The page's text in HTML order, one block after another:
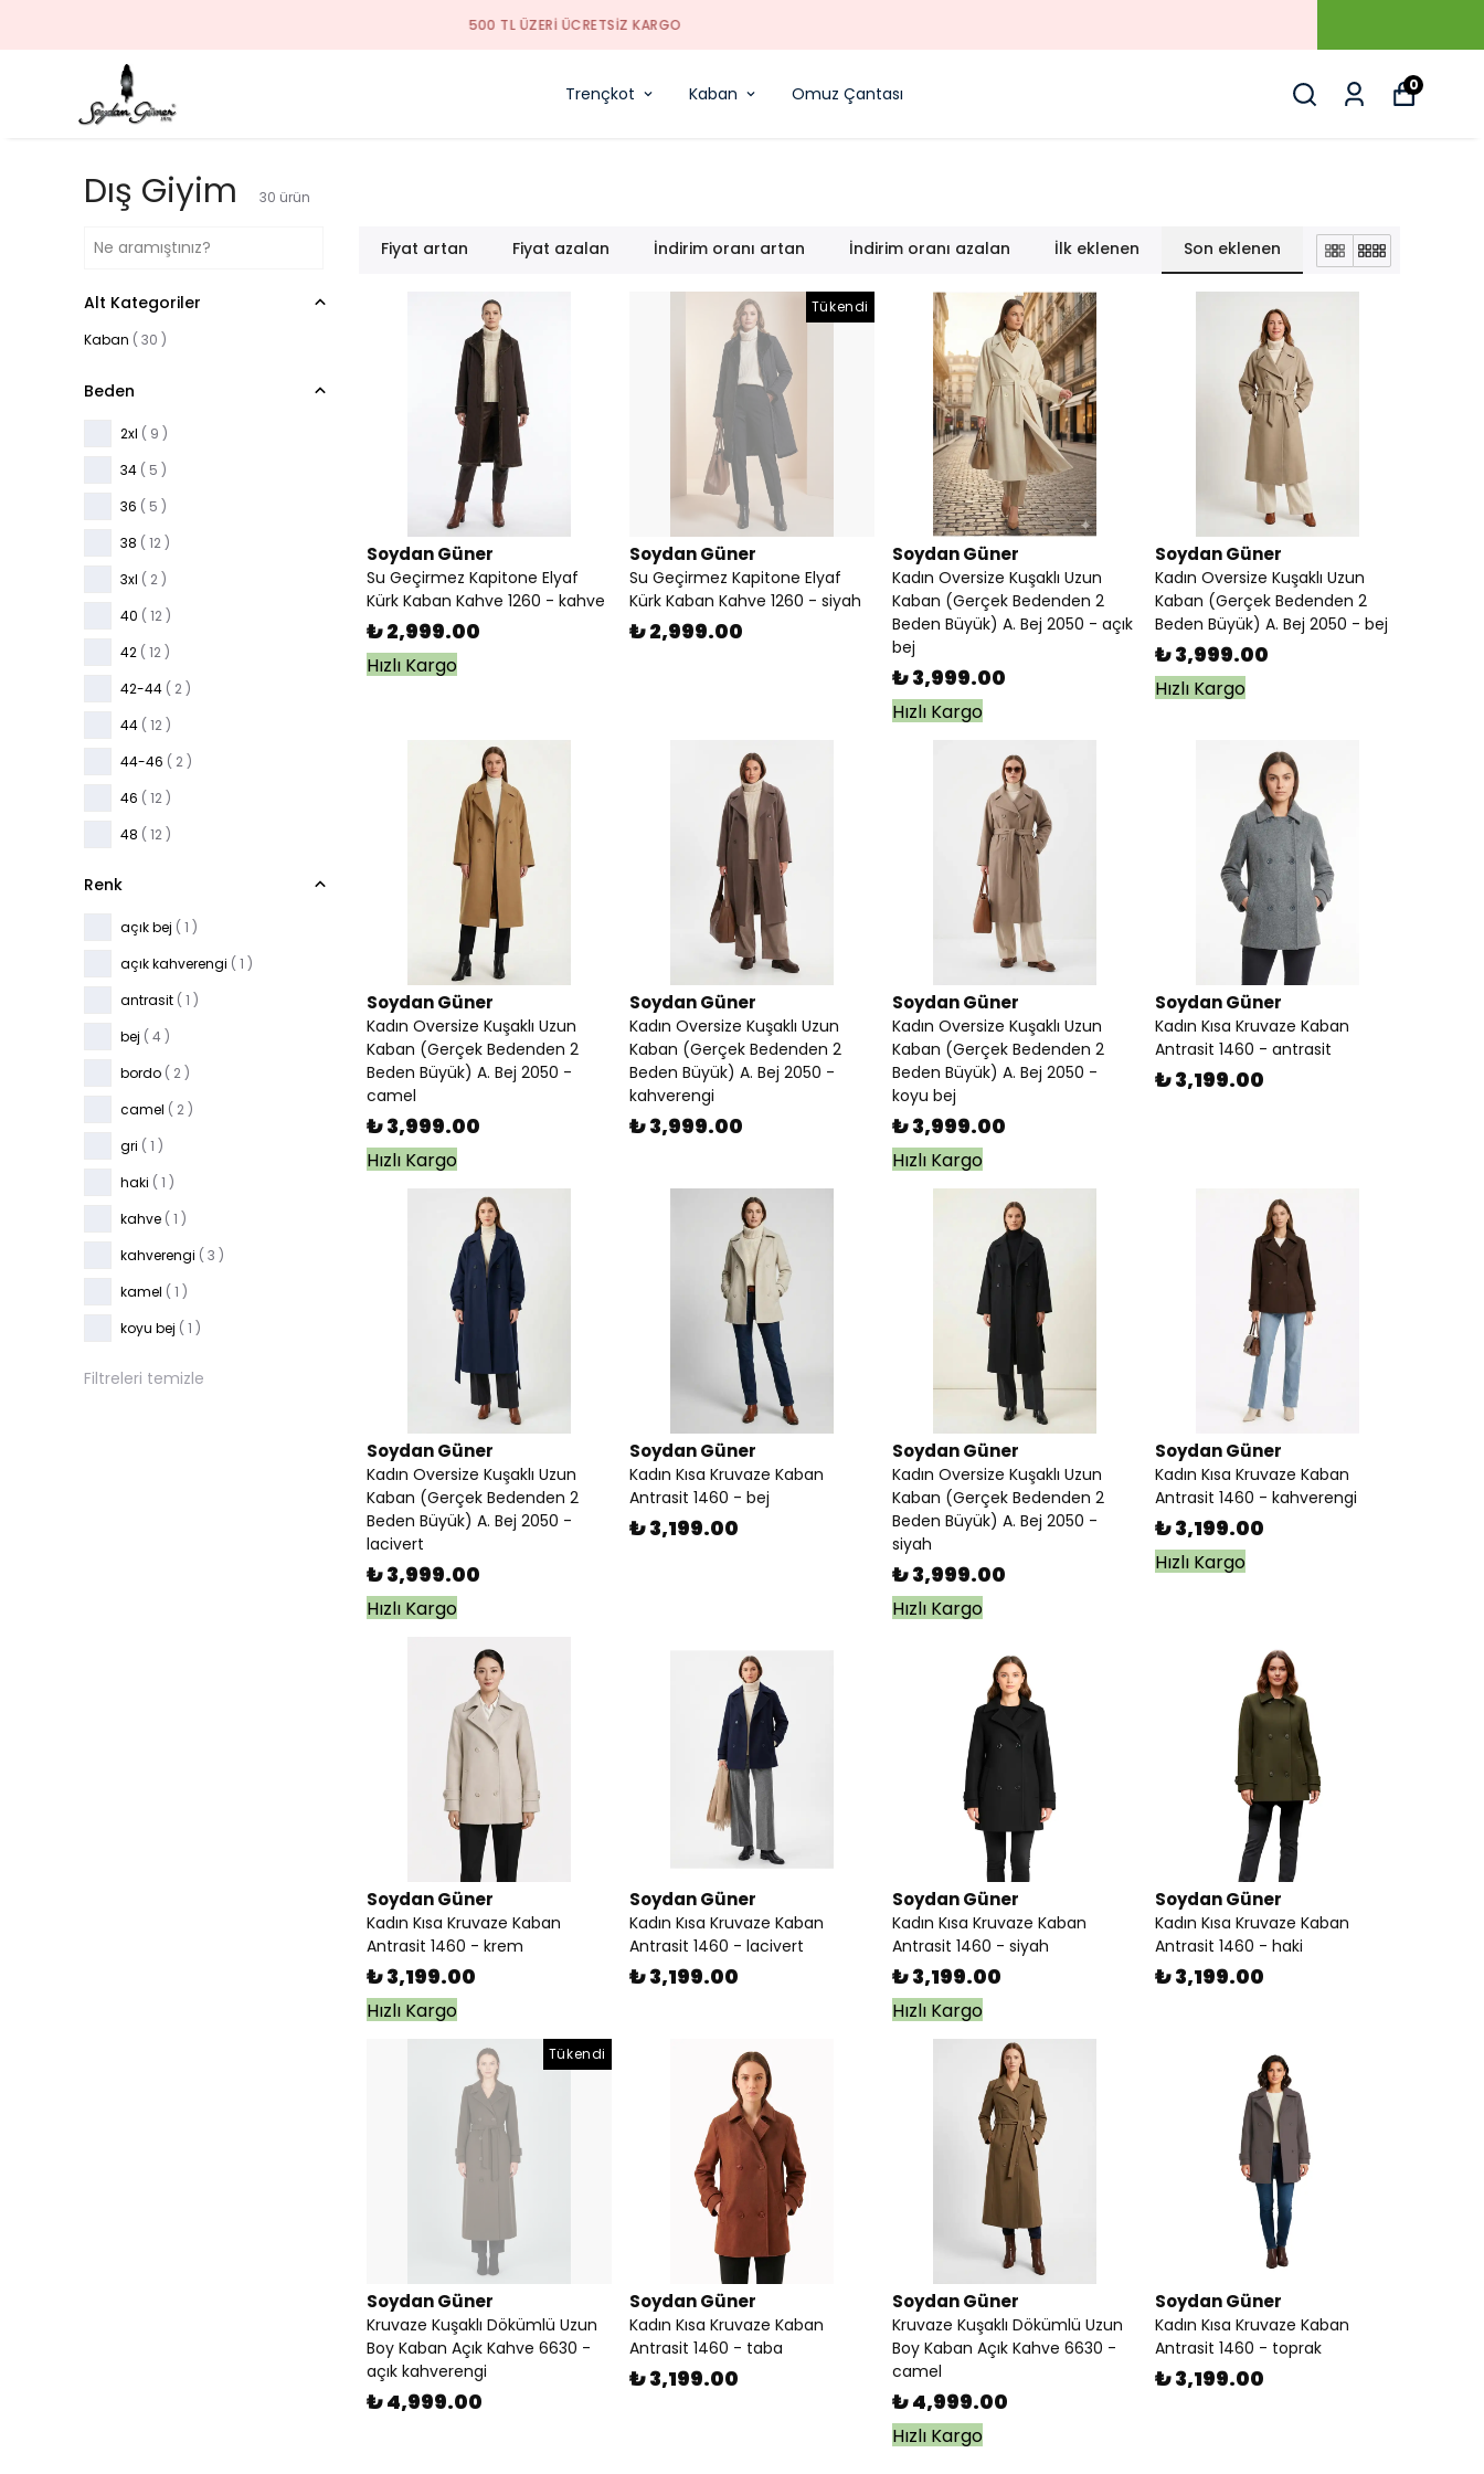
50. YILA ÖZEL TÜM ÜRÜLER SEPETTE %10 INDIRIMLI
Trençkot Kaban Omuz Çantası 0
Dış Giyim 30 ürün
Fiyat artan Fiyat azalan İndirim oranı artan İndirim oranı azalan İlk eklenen Son eklenen
Alt Kategoriler
Kaban ( 30 )
Beden
2xl ( 9 )
34 ( 5 )
36 ( 5 )
38 ( 12 )
3xl ( 2 )
40 ( 12 )
42 ( 12 )
42-44 ( 2 )
44 ( 12 )
44-46 ( 2 )
46 ( 12 )
48 ( 12 )
Renk
açık bej ( 1 )
açık kahverengi ( 1 )
antrasit ( 1 )
bej ( 4 )
bordo ( 2 )
camel ( 2 )
gri ( 1 )
haki ( 1 )
kahve ( 1 )
kahverengi ( 3 )
kamel ( 1 )
koyu bej ( 1 )
Filtreleri temizle
Soydan Güner
Su Geçirmez Kapitone Elyaf
Kürk Kaban Kahve 1260 - kahve
₺ 2,999.00
Hızlı Kargo
Tükendi
Soydan Güner
Su Geçirmez Kapitone Elyaf
Kürk Kaban Kahve 1260 - siyah
₺ 2,999.00
Soydan Güner
Kadın Oversize Kuşaklı Uzun
Kaban (Gerçek Bedenden 2
Beden Büyük) A. Bej 2050 - açık
bej
₺ 3,999.00
Hızlı Kargo
Soydan Güner
Kadın Oversize Kuşaklı Uzun
Kaban (Gerçek Bedenden 2
Beden Büyük) A. Bej 2050 - bej
₺ 3,999.00
Hızlı Kargo
Soydan Güner
Kadın Oversize Kuşaklı Uzun
Kaban (Gerçek Bedenden 2
Beden Büyük) A. Bej 2050 -
camel
₺ 3,999.00
Hızlı Kargo
Soydan Güner
Kadın Oversize Kuşaklı Uzun
Kaban (Gerçek Bedenden 2
Beden Büyük) A. Bej 2050 -
kahverengi
₺ 3,999.00
Soydan Güner
Kadın Oversize Kuşaklı Uzun
Kaban (Gerçek Bedenden 2
Beden Büyük) A. Bej 2050 -
koyu bej
₺ 3,999.00
Hızlı Kargo
Soydan Güner
Kadın Kısa Kruvaze Kaban
Antrasit 1460 - antrasit
₺ 3,199.00
Soydan Güner
Kadın Oversize Kuşaklı Uzun
Kaban (Gerçek Bedenden 2
Beden Büyük) A. Bej 2050 -
lacivert
₺ 3,999.00
Hızlı Kargo
Soydan Güner
Kadın Kısa Kruvaze Kaban
Antrasit 1460 - bej
₺ 3,199.00
Soydan Güner
Kadın Oversize Kuşaklı Uzun
Kaban (Gerçek Bedenden 2
Beden Büyük) A. Bej 2050 -
siyah
₺ 3,999.00
Hızlı Kargo
Soydan Güner
Kadın Kısa Kruvaze Kaban
Antrasit 1460 - kahverengi
₺ 3,199.00
Hızlı Kargo
Soydan Güner
Kadın Kısa Kruvaze Kaban
Antrasit 1460 - krem
₺ 3,199.00
Hızlı Kargo
Soydan Güner
Kadın Kısa Kruvaze Kaban
Antrasit 1460 - lacivert
₺ 3,199.00
Soydan Güner
Kadın Kısa Kruvaze Kaban
Antrasit 1460 - siyah
₺ 3,199.00
Hızlı Kargo
Soydan Güner
Kadın Kısa Kruvaze Kaban
Antrasit 1460 - haki
₺ 3,199.00
Tükendi
Soydan Güner
Kruvaze Kuşaklı Dökümlü Uzun
Boy Kaban Açık Kahve 6630 -
açık kahverengi
₺ 4,999.00
Soydan Güner
Kadın Kısa Kruvaze Kaban
Antrasit 1460 - taba
₺ 3,199.00
Soydan Güner
Kruvaze Kuşaklı Dökümlü Uzun
Boy Kaban Açık Kahve 6630 -
camel
₺ 4,999.00
Hızlı Kargo
Soydan Güner
Kadın Kısa Kruvaze Kaban
Antrasit 1460 - toprak
₺ 3,199.00